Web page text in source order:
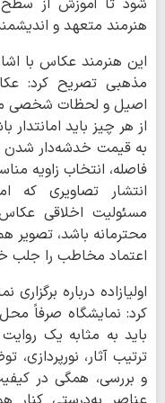
شود تا آموزش از سطح
هنرمند متعهد و
این هنرمند عکاس با
مذهبی تصریح کرد:
اصیل و لحظات شخصی
از هر چیز باید امانتدار
به قیمت خدشه‌دار شدن
فاصله، انتخاب زاویه
انتشار تصاویری که
مسئولیت اخلاقی
محترمانه باشد،
اعتماد مخاطب را جلب
اولیازاده درباره
کرد: نمایشگاه صرفاً
باید به مثابه یک
ترتیب آثار،
و بررسی، همگی در